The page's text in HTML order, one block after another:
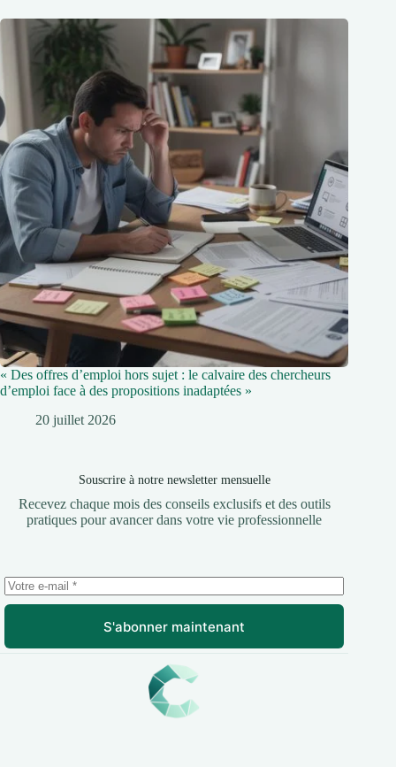
« Des offres d’emploi hors sujet : le calvaire des chercheurs
d’emploi face à des propositions inadaptées »
20 juillet 2026
Souscrire à notre newsletter mensuelle
Recevez chaque mois des conseils exclusifs et des outils
pratiques pour avancer dans votre vie professionnelle
S'abonner maintenant